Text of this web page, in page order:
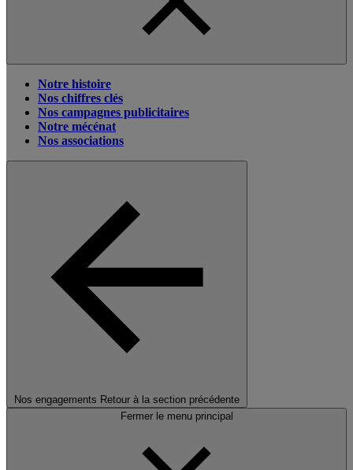
Notre histoire
Nos chiffres clés
Nos campagnes publicitaires
Notre mécénat
Nos associations
Nos engagements Retour à la section précédente
Fermer le menu principal